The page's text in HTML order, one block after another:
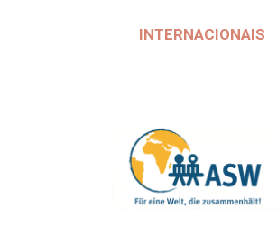
INTERNACIONAIS